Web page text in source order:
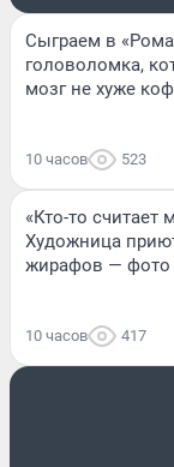
Сыграем в
головоломка,
мозг не хуже
10 часов 523
«Кто-то
Художница
жирафов — фото
10 часов 417